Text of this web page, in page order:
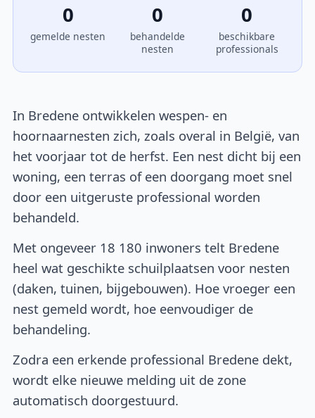
0
gemelde nesten
0
behandelde
nesten
0
beschikbare
professionals
In Bredene ontwikkelen wespen- en
hoornaarnesten zich, zoals overal in België, van
het voorjaar tot de herfst. Een nest dicht bij een
woning, een terras of een doorgang moet snel
door een uitgeruste professional worden
behandeld.
Met ongeveer 18 180 inwoners telt Bredene
heel wat geschikte schuilplaatsen voor nesten
(daken, tuinen, bijgebouwen). Hoe vroeger een
nest gemeld wordt, hoe eenvoudiger de
behandeling.
Zodra een erkende professional Bredene dekt,
wordt elke nieuwe melding uit de zone
automatisch doorgestuurd.